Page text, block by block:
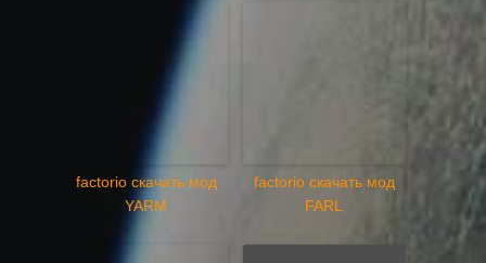
factorio скачать мод
YARM
factorio скачать мод
FARL